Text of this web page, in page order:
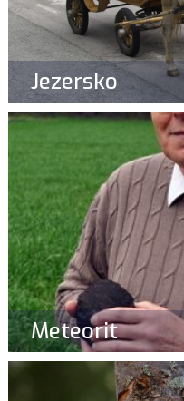
Jezersko
Meteorit